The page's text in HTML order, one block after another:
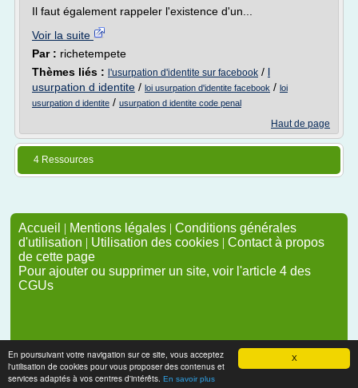
X
En poursuivant votre navigation sur ce site, vous acceptez
l'utilisation de cookies pour vous proposer des contenus et
services adaptés à vos centres d'intérêts. En savoir plus
Il faut également rappeler l'existence d'un...
Voir la suite
Par : richetempete
Thèmes liés : l'usurpation d'identite sur facebook / l
usurpation d identite / loi usurpation d'identite facebook / loi
usurpation d identite / usurpation d identite code penal
Haut de page
4 Ressources
Accueil | Mentions légales | Conditions générales
d'utilisation | Utilisation des cookies | Contact à propos
de cette page
Pour ajouter ou supprimer un site, voir l'article 4 des
CGUs